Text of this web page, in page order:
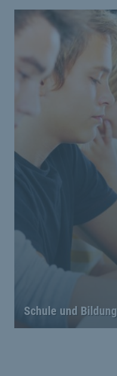
Schule und Bildung